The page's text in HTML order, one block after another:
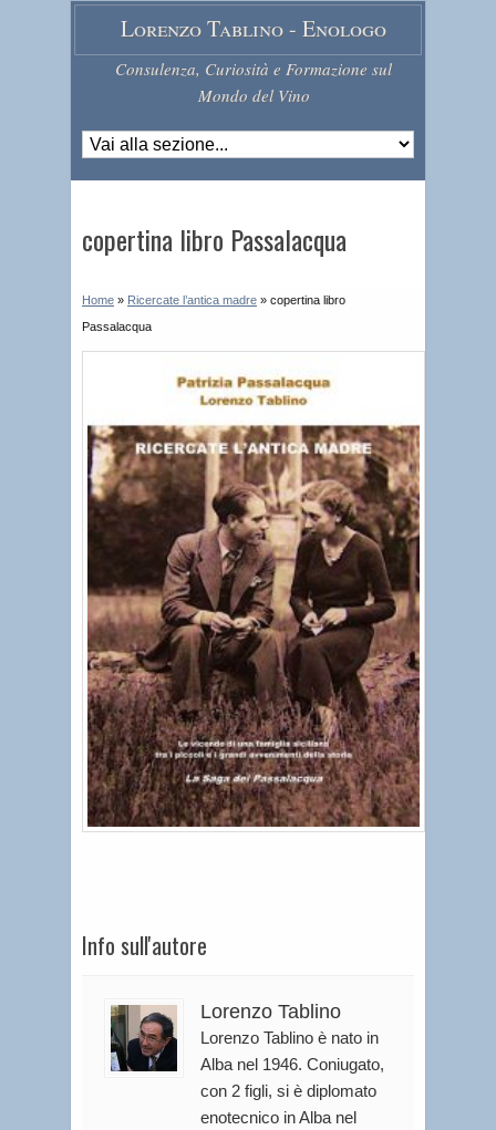
Lorenzo Tablino - Enologo
Consulenza, Curiosità e Formazione sul
Mondo del Vino
copertina libro Passalacqua
Home » Ricercate l’antica madre » copertina libro
Passalacqua
Info sull'autore
Lorenzo Tablino
Lorenzo Tablino è nato in
Alba nel 1946. Coniugato,
con 2 figli, si è diplomato
enotecnico in Alba nel